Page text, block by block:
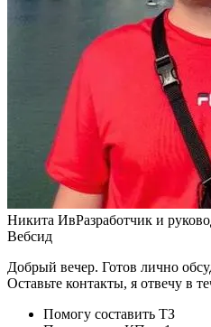
Никита ИвРазработчик и
Вебсид
Добрый вечер. Готов лично
Оставьте контакты, я отвечу в
Помогу составить ТЗ